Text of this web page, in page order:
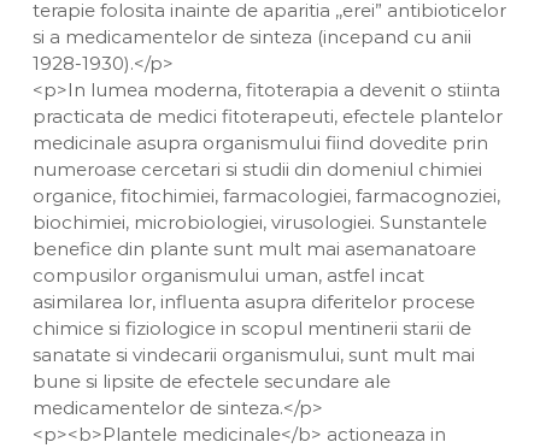
terapie folosita inainte de aparitia ,,erei” antibioticelor
si a medicamentelor de sinteza (incepand cu anii
1928-1930).</p>
<p>In lumea moderna, fitoterapia a devenit o stiinta
practicata de medici fitoterapeuti, efectele plantelor
medicinale asupra organismului fiind dovedite prin
numeroase cercetari si studii din domeniul chimiei
organice, fitochimiei, farmacologiei, farmacognoziei,
biochimiei, microbiologiei, virusologiei. Sunstantele
benefice din plante sunt mult mai asemanatoare
compusilor organismului uman, astfel incat
asimilarea lor, influenta asupra diferitelor procese
chimice si fiziologice in scopul mentinerii starii de
sanatate si vindecarii organismului, sunt mult mai
bune si lipsite de efectele secundare ale
medicamentelor de sinteza.</p>
<p><b>Plantele medicinale</b> actioneaza in